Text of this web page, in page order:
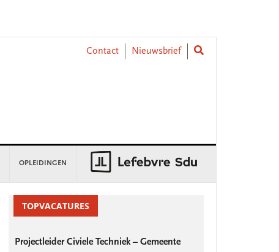
Contact
Nieuwsbrief
OPLEIDINGEN
SidebarTOPVACATURES
Projectleider Civiele Techniek – Gemeente